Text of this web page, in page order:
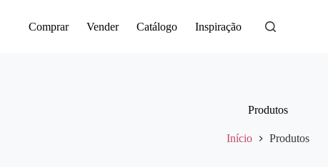
Comprar Vender Catálogo Inspiração
Produtos
Início Produtos